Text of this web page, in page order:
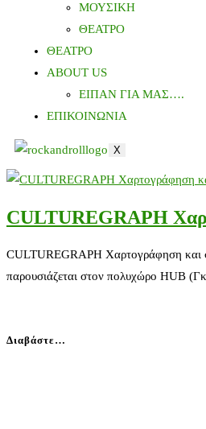
ΜΟΥΣΙΚΗ
ΘΕΑΤΡΟ
ΘΕΑΤΡΟ
ABOUT US
ΕΙΠΑΝ ΓΙΑ ΜΑΣ….
ΕΠΙΚΟΙΝΩΝΙΑ
X
CULTUREGRAPH
CULTUREGRAPH Xαρτογράφηση
παρουσιάζεται στον πολυχώρο HUB
Διαβάστε…